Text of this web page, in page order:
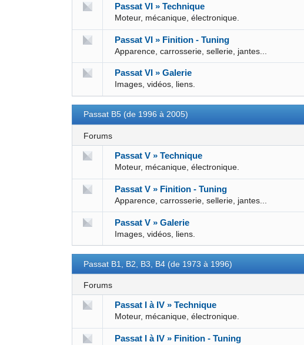
Passat VI » Technique
Moteur, mécanique, électronique.
Passat VI » Finition - Tuning
Apparence, carrosserie, sellerie, jantes...
Passat VI » Galerie
Images, vidéos, liens.
Passat B5 (de 1996 à 2005)
Forums
Passat V » Technique
Moteur, mécanique, électronique.
Passat V » Finition - Tuning
Apparence, carrosserie, sellerie, jantes...
Passat V » Galerie
Images, vidéos, liens.
Passat B1, B2, B3, B4 (de 1973 à 1996)
Forums
Passat I à IV » Technique
Moteur, mécanique, électronique.
Passat I à IV » Finition - Tuning